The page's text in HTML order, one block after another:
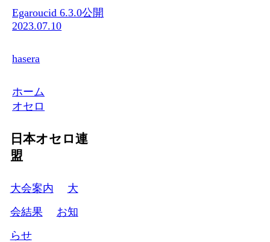
Egaroucid 6.3.0公開
2023.07.10
hasera
ホーム
オセロ
日本オセロ連
盟
大会案内
大
会結果
お知
らせ